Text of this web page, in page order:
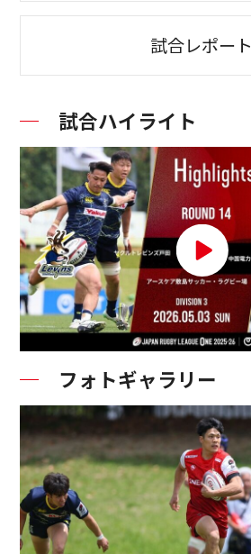
試合レポート
試合ハイライト
フォトギャラリー